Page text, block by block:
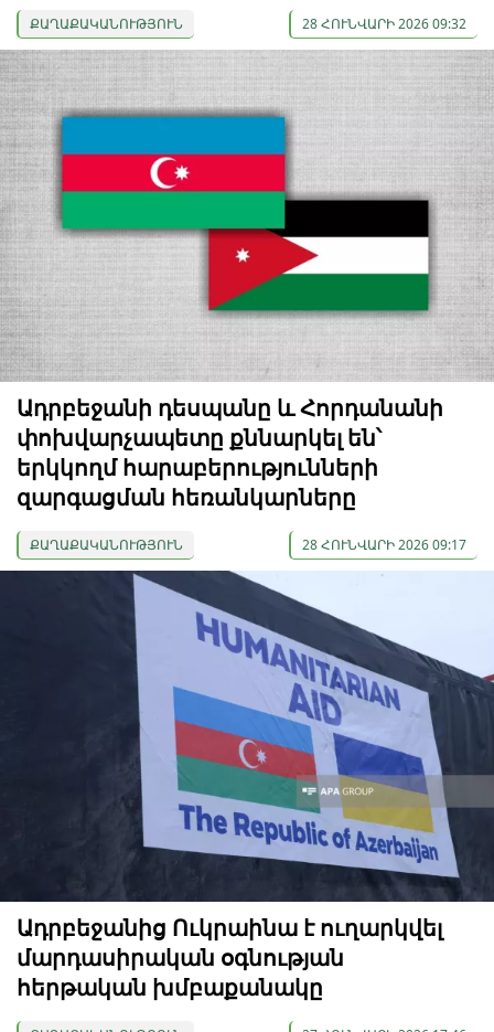
ՔԱՂԱՔԱԿԱՆՈՒԹՅՈՒՆ 28 ՀՈՒՆՎԱՐԻ 2026 09:32
Ադրբեջանի դեսպանը և Հորդանանի
փոխվարչապետը քննարկել են՝
երկկողմ հարաբերությունների
զարգացման հեռանկարները
ՔԱՂԱՔԱԿԱՆՈՒԹՅՈՒՆ 28 ՀՈՒՆՎԱՐԻ 2026 09:17
Ադրբեջանից Ուկրաինա է ուղարկվել
մարդասիրական օգնության
հերթական խմբաքանակը